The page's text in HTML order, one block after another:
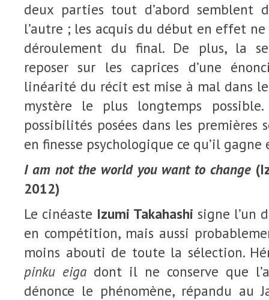
deux parties tout d’abord semblent
l’autre ; les acquis du début en effet ne
déroulement du final. De plus, la
reposer sur les caprices d’une
linéarité du récit est mise à mal dans
mystère le plus longtemps
possibilités posées dans les premières
en finesse psychologique ce qu’il
I am not the world you want to change
2012)
Le cinéaste Izumi Takahashi signe l’un
en compétition, mais aussi
moins abouti de toute la sélection.
pinku eiga dont il ne conserve que
dénonce le phénomène, répandu au